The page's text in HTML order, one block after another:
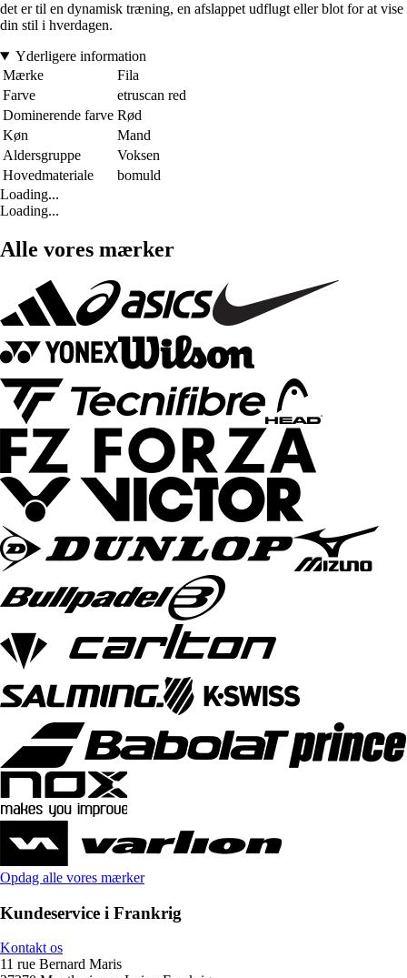
det er til en dynamisk træning, en afslappet udflugt eller blot for at vise
din stil i hverdagen.
Yderligere information
Mærke
Fila
Farve
etruscan red
Dominerende farve Rød
Køn
Mand
Aldersgruppe
Voksen
Hovedmateriale
bomuld
Loading...
Loading...
Alle vores mærker
Opdag alle vores mærker
Kundeservice i Frankrig
Kontakt os
11 rue Bernard Maris